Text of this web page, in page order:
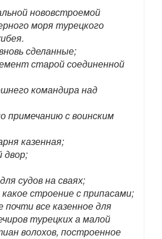
нововстроемой
моря турецкого
сделанные;
старой соединенной
командира над
примечанию с воинским
казенная;
двор;
судов на сваях;
строение с припасами;
все казенное для
турецких а малой
волохов, построенное